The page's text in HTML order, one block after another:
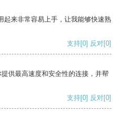
起来非常容易上手，让我能够快速熟
支持[0] 反对[0]
供最高速度和安全性的连接，并帮
支持[0] 反对[0]